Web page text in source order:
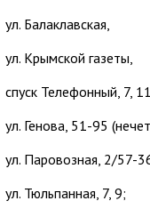
ул. Балаклавская,
ул. Крымской газеты,
спуск Телефонный, 7,
ул. Генова, 51-95
ул. Паровозная, 2/57-
ул. Тюльпанная, 7, 9;